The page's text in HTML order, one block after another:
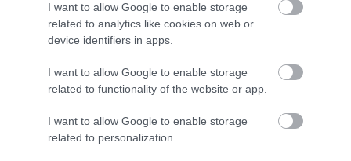
I want to allow Google to enable storage
related to analytics like cookies on web or
device identifiers in apps.
I want to allow Google to enable storage
related to functionality of the website or app.
I want to allow Google to enable storage
related to personalization.
ΡΟΗ ΕΙΔΗΣΕΩΝ
Συναγερμός στα αμερικανικά
οπλοστάσια:58,6 δισ. δολάρια για Patriot–
παραγωγή»
07.08.2026 | 15:59
Ισραήλ–Τουρκία στα άκρα: Ο Σαάρ
«χτύπησε» τον Φιντάν με Κύπρο – Γιατί η